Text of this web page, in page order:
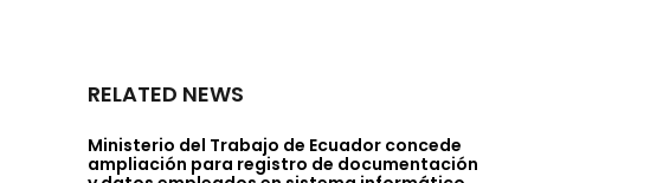
RELATED NEWS
Ministerio del Trabajo de Ecuador concede
ampliación para registro de documentación